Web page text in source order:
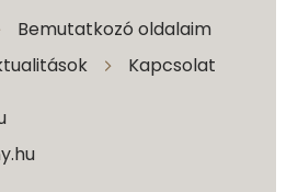
Bemutatkozó oldalaim
Kapcsolat